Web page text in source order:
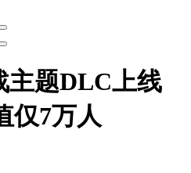
主题DLC上线
仅7万人